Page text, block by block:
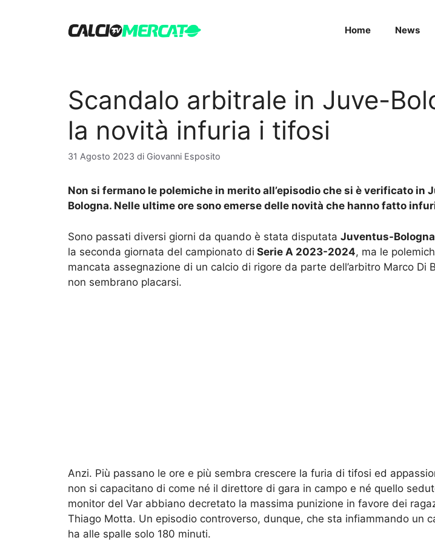
Home News
Scandalo arbitrale in Juve-
la novità infuria i tifosi
31 Agosto 2023 di Giovanni Esposito
Non si fermano le polemiche in merito all’episodio che si è verificato in
Bologna. Nelle ultime ore sono emerse delle novità che hanno fatto
Sono passati diversi giorni da quando è stata disputata Juventus-Bologna
la seconda giornata del campionato di Serie A 2023-2024, ma le
mancata assegnazione di un calcio di rigore da parte dell’arbitro Marco Di
non sembrano placarsi.
Anzi. Più passano le ore e più sembra crescere la furia di tifosi ed
non si capacitano di come né il direttore di gara in campo e né quello
monitor del Var abbiano decretato la massima punizione in favore dei
Thiago Motta. Un episodio controverso, dunque, che sta infiammando un
ha alle spalle solo 180 minuti.